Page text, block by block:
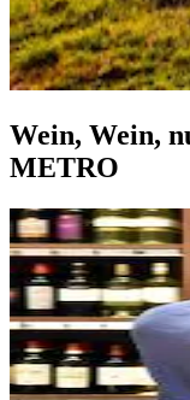
Wein, Wein,
METRO